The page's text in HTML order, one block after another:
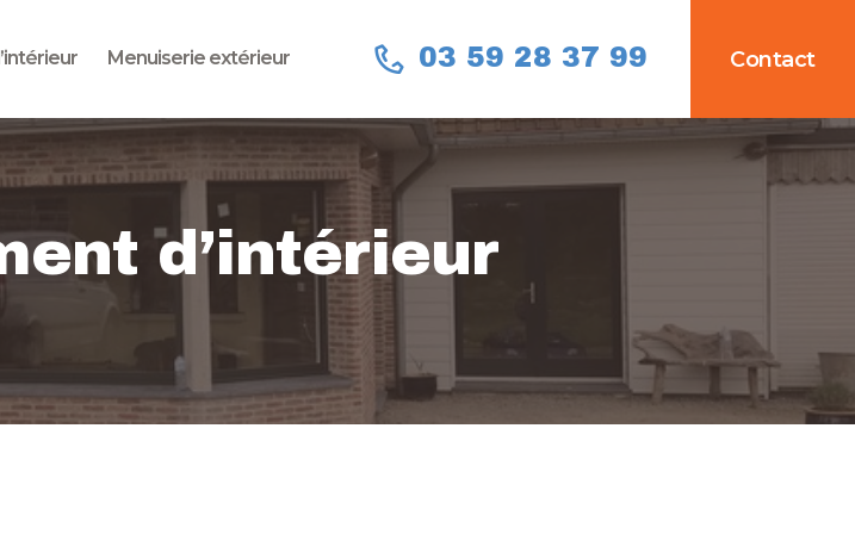
Menuiserie extérieur 03 59 28 37 99 Contact
d’intérieur
extérieur